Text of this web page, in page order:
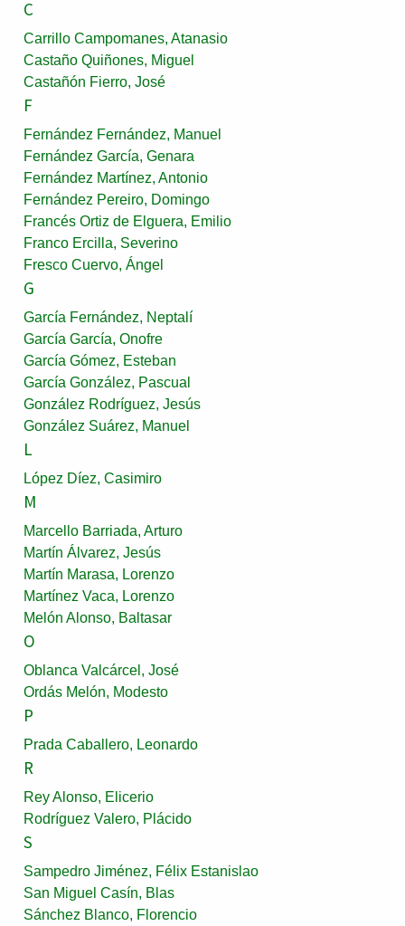
C
Carrillo Campomanes, Atanasio
Castaño Quiñones, Miguel
Castañón Fierro, José
F
Fernández Fernández, Manuel
Fernández García, Genara
Fernández Martínez, Antonio
Fernández Pereiro, Domingo
Francés Ortiz de Elguera, Emilio
Franco Ercilla, Severino
Fresco Cuervo, Ángel
G
García Fernández, Neptalí
García García, Onofre
García Gómez, Esteban
García González, Pascual
González Rodríguez, Jesús
González Suárez, Manuel
L
López Díez, Casimiro
M
Marcello Barriada, Arturo
Martín Álvarez, Jesús
Martín Marasa, Lorenzo
Martínez Vaca, Lorenzo
Melón Alonso, Baltasar
O
Oblanca Valcárcel, José
Ordás Melón, Modesto
P
Prada Caballero, Leonardo
R
Rey Alonso, Elicerio
Rodríguez Valero, Plácido
S
Sampedro Jiménez, Félix Estanislao
San Miguel Casín, Blas
Sánchez Blanco, Florencio